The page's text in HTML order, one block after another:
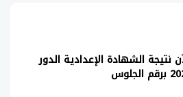
نتيجة الشهادة الإعدادية الدور